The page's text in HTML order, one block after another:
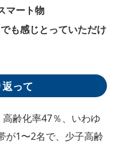
マート物
も感じとっていただけ
って
齢化率47％、いわゆ
が1〜2名で、少子高齢